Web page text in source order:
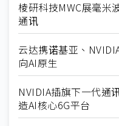
棱研科技MWC展毫
通讯
云达携诺基亚、
向AI原生
NVIDIA插旗下一代
造AI核心6G平台